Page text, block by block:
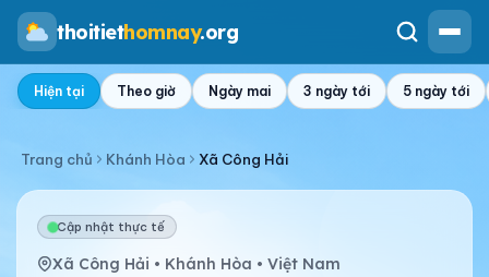
thoitiethomnay.org
Hiện tại Theo giờ Ngày mai 3 ngày tới 5 ngày tới
Trang chủ Khánh Hòa Xã Công Hải
Cập nhật thực tế
Xã Công Hải • Khánh Hòa • Việt Nam